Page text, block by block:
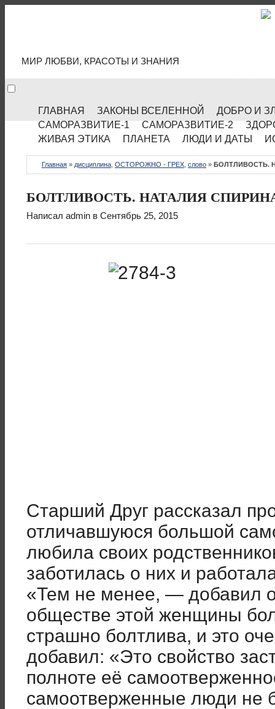
МИР ЛЮБВИ, КРАСОТЫ И ЗНАНИЯ
ГЛАВНАЯ ЗАКОНЫ ВСЕЛЕННОЙ
ДОБРО И
САМОРАЗВИТИЕ-1
САМОРАЗВИТИЕ-2
ЖИВАЯ ЭТИКА
ПЛАНЕТА ЛЮДИ И ДАТЫ
Главная » дисциплина ОСТОРОЖНО - ГРЕХ слово » БОЛТЛИВОСТЬ.
БОЛТЛИВОСТЬ. НАТАЛИЯ
Написал admin в Сентябрь 25, 2015
Старший Друг рассказал
отличавшуюся большой
любила своих
заботилась о них и
«Тем не менее, — добавил
обществе этой женщины
страшно болтлива, и это
добавил: «Это свойство
полноте её
самоотверженные люди не